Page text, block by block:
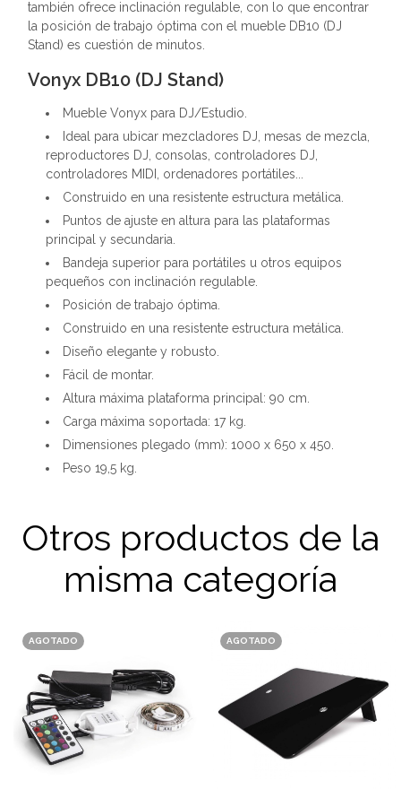
también ofrece inclinación regulable, con lo que encontrar
la posición de trabajo óptima con el mueble DB10 (DJ
Stand) es cuestión de minutos.
Vonyx DB10 (DJ Stand)
Mueble Vonyx para DJ/Estudio.
Ideal para ubicar mezcladores DJ, mesas de mezcla,
reproductores DJ, consolas, controladores DJ,
controladores MIDI, ordenadores portátiles...
Construido en una resistente estructura metálica.
Puntos de ajuste en altura para las plataformas
principal y secundaria.
Bandeja superior para portátiles u otros equipos
pequeños con inclinación regulable.
Posición de trabajo óptima.
Construido en una resistente estructura metálica.
Diseño elegante y robusto.
Fácil de montar.
Altura máxima plataforma principal: 90 cm.
Carga máxima soportada: 17 kg.
Dimensiones plegado (mm): 1000 x 650 x 450.
Peso 19,5 kg.
Otros productos de la
misma categoría
AGOTADO AGOTADO